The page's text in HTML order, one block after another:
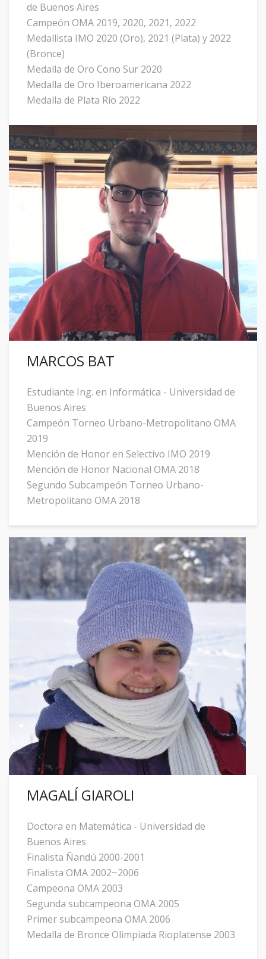
de Buenos Aires
Campeón OMA 2019, 2020, 2021, 2022
Medallista IMO 2020 (Oro), 2021 (Plata) y 2022
(Bronce)
Medalla de Oro Cono Sur 2020
Medalla de Oro Iberoamericana 2022
Medalla de Plata Río 2022
MARCOS BAT
Estudiante Ing. en Informática - Universidad de
Buenos Aires
Campeón Torneo Urbano-Metropolitano OMA
2019
Mención de Honor en Selectivo IMO 2019
Mención de Honor Nacional OMA 2018
Segundo Subcampeón Torneo Urbano-
Metropolitano OMA 2018
MAGALÍ GIAROLI
Doctora en Matemática - Universidad de
Buenos Aires
Finalista Ñandú 2000-2001
Finalista OMA 2002~2006
Campeona OMA 2003
Segunda subcampeona OMA 2005
Primer subcampeona OMA 2006
Medalla de Bronce Olimpíada Rioplatense 2003